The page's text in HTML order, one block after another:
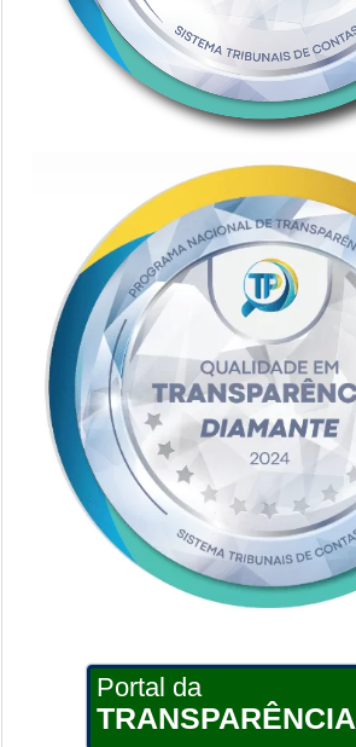
Portal da
TRANSPARÊNCIA